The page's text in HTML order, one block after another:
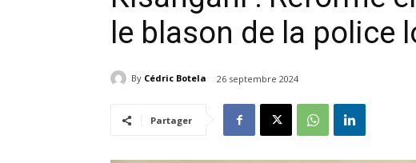
le blason de la police
By Cédric Botela 26 septembre 2024
Partager